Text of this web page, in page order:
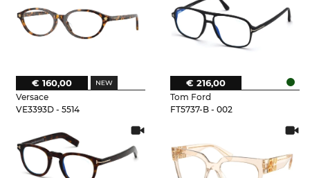
Versace
VE3393D - 5514
€ 160,00
Tom Ford
FT5737-B - 002
€ 216,00